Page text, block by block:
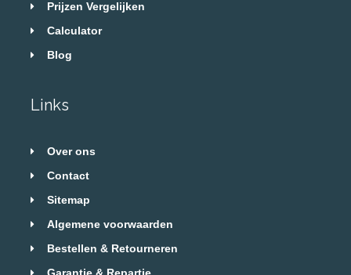
Prijzen Vergelijken
Calculator
Blog
Links
Over ons
Contact
Sitemap
Algemene voorwaarden
Bestellen & Retourneren